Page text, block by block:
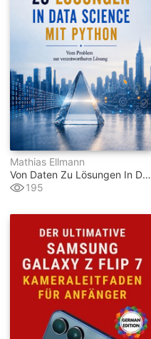
Mathias Ellmann
Von Daten Zu Lösungen In Data Science Mit Python
195